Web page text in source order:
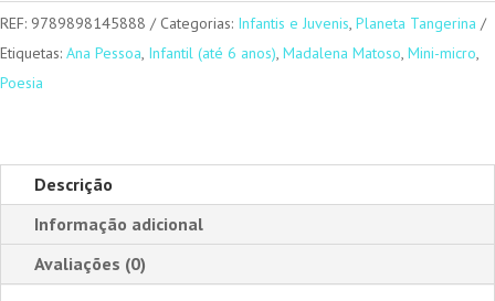
sei
REF: 9789898145888 Categorias: Infantis e Juvenis, Planeta Tangerina
Etiquetas: Ana Pessoa, Infantil (até 6 anos), Madalena Matoso, Mini-micro,
Poesia
Descrição
Informação adicional
Avaliações (0)